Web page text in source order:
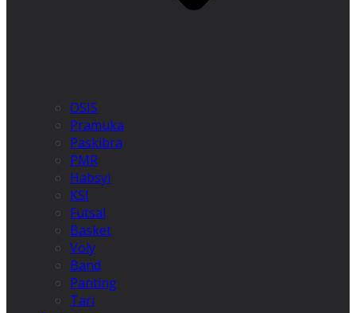
OSIS
Pramuka
Paskibra
PMR
Habsyi
KSI
Futsal
Basket
Voly
Band
Panting
Tari